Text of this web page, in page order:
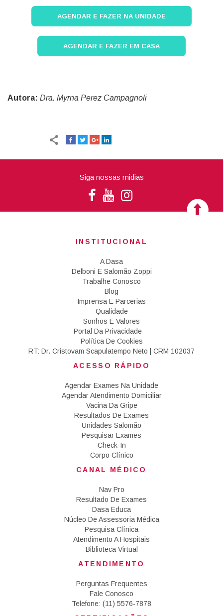
AGENDAR E FAZER NA UNIDADE
AGENDAR E FAZER EM CASA
Autora: Dra. Myrna Perez Campagnoli
Siga nossas midias
INSTITUCIONAL
A Dasa
Delboni E Salomão Zoppi
Trabalhe Conosco
Blog
Imprensa E Parcerias
Qualidade
Sonhos E Valores
Portal Da Privacidade
Política De Cookies
RT: Dr. Cristovam Scapulatempo Neto | CRM 102037
ACESSO RÁPIDO
Agendar Exames Na Unidade
Agendar Atendimento Domiciliar
Vacina Da Gripe
Resultados De Exames
Unidades Salomão
Pesquisar Exames
Check-In
Corpo Clínico
CANAL MÉDICO
Nav Pro
Resultado De Exames
Dasa Educa
Núcleo De Assessoria Médica
Pesquisa Clínica
Atendimento A Hospitais
Biblioteca Virtual
ATENDIMENTO
Perguntas Frequentes
Fale Conosco
Telefone: (11) 5576-7878